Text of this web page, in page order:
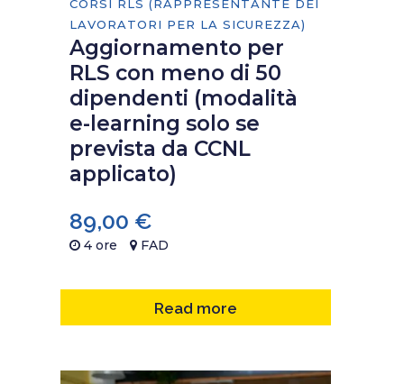
CORSI RLS (RAPPRESENTANTE DEI
LAVORATORI PER LA SICUREZZA)
Aggiornamento per
RLS con meno di 50
dipendenti (modalità
e-learning solo se
prevista da CCNL
applicato)
89,00 €
4 ore FAD
Read more